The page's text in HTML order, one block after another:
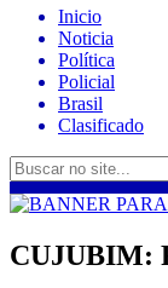
Inicio
Noticia
Política
Policial
Brasil
Clasificado
CUJUBIM: